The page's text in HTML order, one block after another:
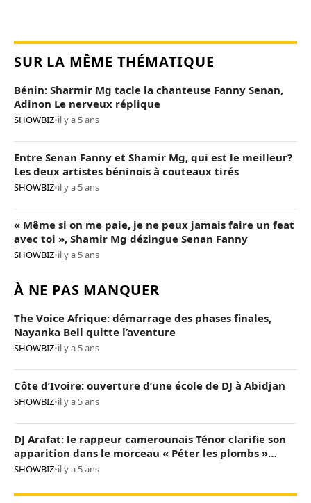
SUR LA MÊME THÉMATIQUE
Bénin: Sharmir Mg tacle la chanteuse Fanny Senan,
Adinon Le nerveux réplique
SHOWBIZ•il y a 5 ans
Entre Senan Fanny et Shamir Mg, qui est le meilleur?
Les deux artistes béninois à couteaux tirés
SHOWBIZ•il y a 5 ans
« Même si on me paie, je ne peux jamais faire un feat
avec toi », Shamir Mg dézingue Senan Fanny
SHOWBIZ•il y a 5 ans
À NE PAS MANQUER
The Voice Afrique: démarrage des phases finales,
Nayanka Bell quitte l’aventure
SHOWBIZ•il y a 5 ans
Côte d’Ivoire: ouverture d’une école de DJ à Abidjan
SHOWBIZ•il y a 5 ans
DJ Arafat: le rappeur camerounais Ténor clarifie son
apparition dans le morceau « Péter les plombs »
(vidéo)
SHOWBIZ•il y a 5 ans